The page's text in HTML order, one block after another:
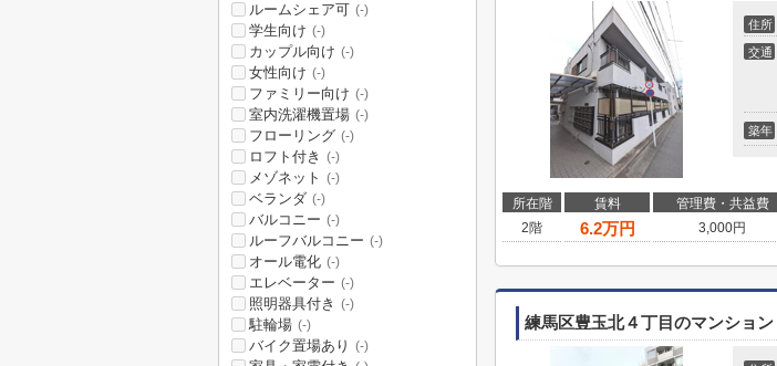
住所
交通
築年
所在階 賃料 管理費・共益費
2階
6.2万円 3,000円
練馬区豊玉北４丁目のマンション
ルームシェア可 (-)
学生向け (-)
カップル向け (-)
女性向け (-)
ファミリー向け (-)
室内洗濯機置場 (-)
フローリング (-)
ロフト付き (-)
メゾネット (-)
ベランダ (-)
バルコニー (-)
ルーフバルコニー (-)
オール電化 (-)
エレベーター (-)
照明器具付き (-)
駐輪場 (-)
バイク置場あり (-)